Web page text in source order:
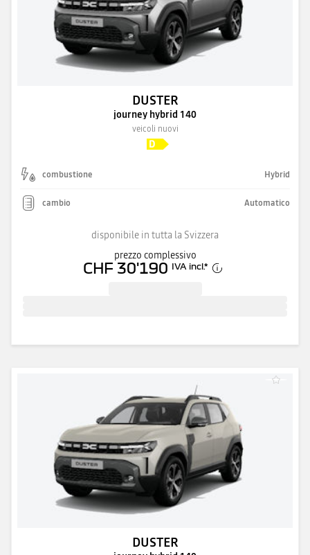
DUSTER
journey hybrid 140
veicoli nuovi
combustione Hybrid
cambio Automatico
disponibile in tutta la Svizzera
prezzo complessivo
CHF 30'190 IVA incl.*
DUSTER